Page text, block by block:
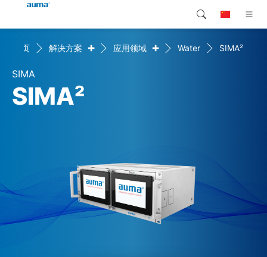
产品介绍
解决方案
联系我们
Global
欧洲
搜索
首页 解决方案 + 应用领域 + Water SIMA²
SIMA
SIMA²